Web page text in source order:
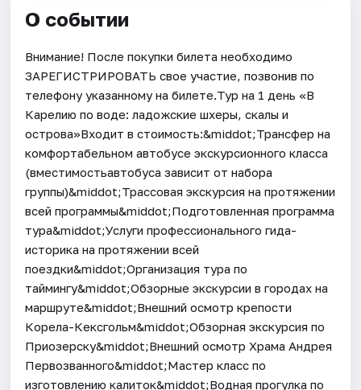
О событии
Внимание! После покупки билета необходимо
ЗАРЕГИСТРИРОВАТЬ свое участие, позвонив по
телефону указанному на билете.Тур на 1 день «В
Карелию по воде: ладожские шхеры, скалы и
острова»Входит в стоимость:&middot;Трансфер на
комфортабельном автобусе экскурсионного класса
(вместимостьавтобуса зависит от набора
группы)&middot;Трассовая экскурсия на протяжении
всей программы&middot;Подготовленная программа
тура&middot;Услуги профессионального гида-
историка на протяжении всей
поездки&middot;Организация тура по
таймингу&middot;Обзорные экскурсии в городах на
маршруте&middot;Внешний осмотр крепости
Корела-Кексгольм&middot;Обзорная экскурсия по
Приозерску&middot;Внешний осмотр Храма Андрея
Первозванного&middot;Мастер класс по
изготовлению калиток&middot;Водная прогулка по